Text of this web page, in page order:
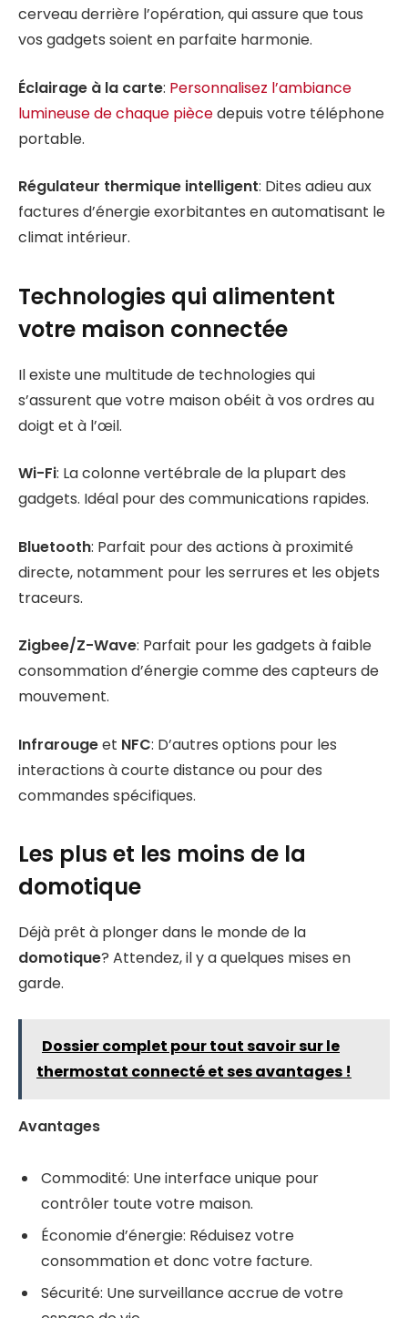
cerveau derrière l’opération, qui assure que tous
vos gadgets soient en parfaite harmonie.
Éclairage à la carte: Personnalisez l’ambiance
lumineuse de chaque piècedepuis votre téléphone
portable.
Régulateur thermique intelligent: Dites adieu aux
factures d’énergie exorbitantes en automatisant le
climat intérieur.
Technologies qui alimentent
votre maison connectée
Il existe une multitude de technologies qui
s’assurent que votre maison obéit à vos ordres au
doigt et à l’œil.
Wi-Fi: La colonne vertébrale de la plupart des
gadgets. Idéal pour des communications rapides.
Bluetooth: Parfait pour des actions à proximité
directe, notamment pour les serrures et les objets
traceurs.
Zigbee/Z-Wave: Parfait pour les gadgets à faible
consommation d’énergie comme des capteurs de
mouvement.
Infrarougeet NFC: D’autres options pour les
interactions à courte distance ou pour des
commandes spécifiques.
Les plus et les moins de la
domotique
Déjà prêt à plonger dans le monde de la
domotique? Attendez, il y a quelques mises en
garde.
Dossier complet pour tout savoir sur le
thermostat connecté et ses avantages !
Avantages
Commodité: Une interface unique pour
contrôler toute votre maison.
Économie d’énergie: Réduisez votre
consommation et donc votre facture.
Sécurité: Une surveillance accrue de votre